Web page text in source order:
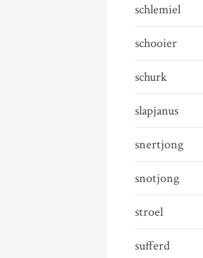
schlemiel
schooier
schurk
slapjanus
snertjong
snotjong
stroel
sufferd